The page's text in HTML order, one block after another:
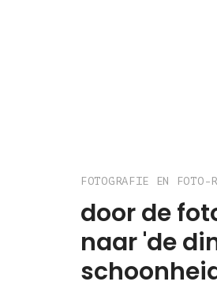
FOTOGRAFIE EN FOTO-
door de
naar 'de